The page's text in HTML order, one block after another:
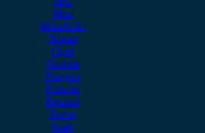
Mini
Mitsubishi
Nissan
Opel
Omoda
Peugeot
Porsche
Renault
Rover
Saab